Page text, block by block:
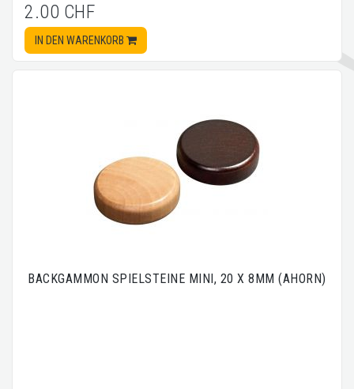
2.00 CHF
IN DEN WARENKORB
BACKGAMMON SPIELSTEINE MINI, 20 X 8MM (AHORN)